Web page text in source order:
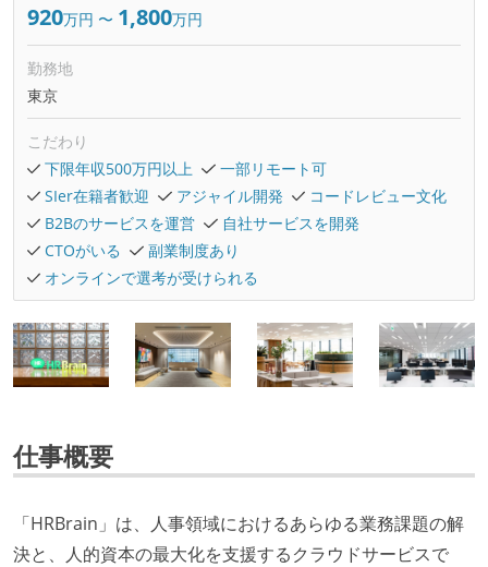
920万円 〜 1,800万円
勤務地
東京
こだわり
下限年収500万円以上
一部リモート可
SIer在籍者歓迎
アジャイル開発
コードレビュー文化
B2Bのサービスを運営
自社サービスを開発
CTOがいる
副業制度あり
オンラインで選考が受けられる
仕事概要
「HRBrain」は、人事領域におけるあらゆる業務課題の解
決と、人的資本の最大化を支援するクラウドサービスで